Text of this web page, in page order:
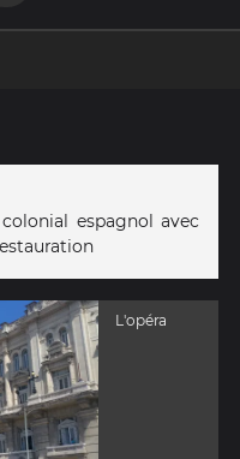
espagnol avec
L'opéra